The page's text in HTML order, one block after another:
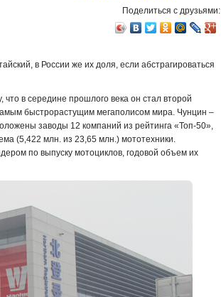
Поделиться с друзьями:
в России же их доля, если абстрагироваться
в середине прошлого века он стал второй
быстрорастущим мегаполисом мира. Чунцин –
заводы 12 компаний из рейтинга «Топ-50»,
(5,422 млн. из 23,65 млн.) мототехники.
по выпуску мотоциклов, годовой объем их